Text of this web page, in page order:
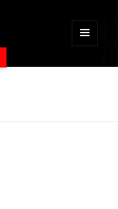
MENÜ
WIDGETS